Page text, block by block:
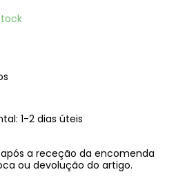
1-2 dias úteis
após a receção da encomenda
ou devolução do artigo.